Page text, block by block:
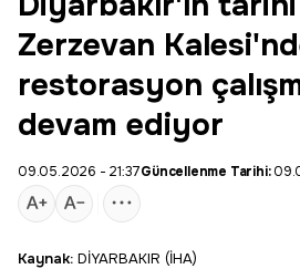
Zerzevan
restorasyon
devam ediyor
09.05.2026 - 21:37Güncellenme Tarihi:
Kaynak: DİYARBAKIR (İHA)